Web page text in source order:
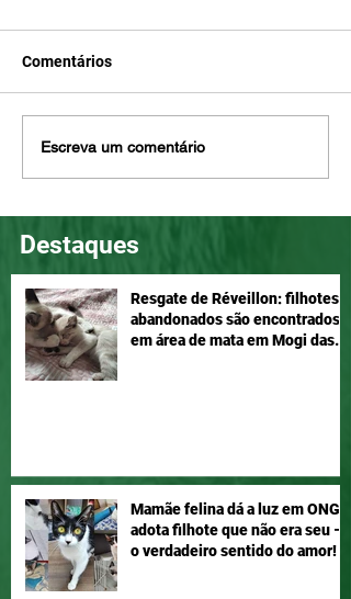
Penny ama brincar e é
companheira, adote!
Comentários
Escreva um comentário
Destaques
Resgate de Réveillon: filhotes
abandonados são encontrados
em área de mata em Mogi das
Mamãe felina dá a luz em ONG e
adota filhote que não era seu –
o verdadeiro sentido do amor!